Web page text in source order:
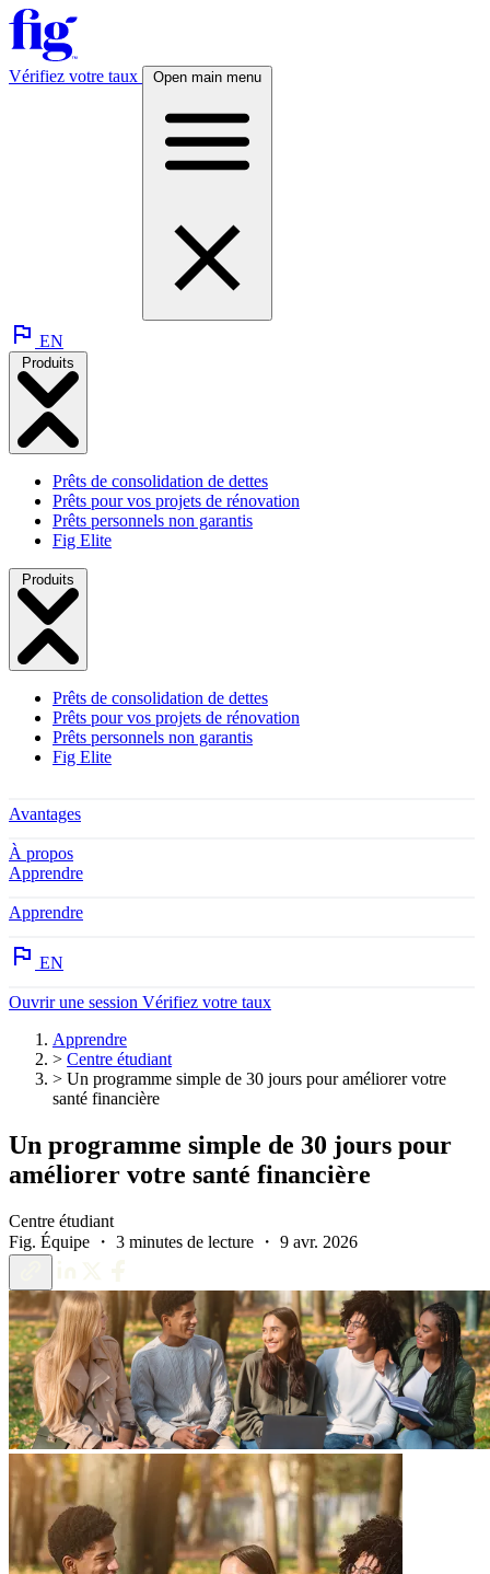
Vérifiez votre taux Open main menu
EN
Prêts de consolidation de dettes
Prêts pour vos projets de rénovation
Prêts personnels non garantis
Fig Elite
Prêts de consolidation de dettes
Prêts pour vos projets de rénovation
Prêts personnels non garantis
Fig Elite
Avantages
À propos
Apprendre
Apprendre
EN
Ouvrir une session Vérifiez votre taux
Apprendre
> Centre étudiant
> Un programme simple de 30 jours pour améliorer votre
santé financière
Un programme simple de 30 jours pour
améliorer votre santé financière
Centre étudiant
Fig. Équipe ・ 3 minutes de lecture ・ 9 avr. 2026